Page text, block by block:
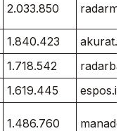
2.033.850
1.840.423
1.718.542
1.619.445 espos.id
1.486.760